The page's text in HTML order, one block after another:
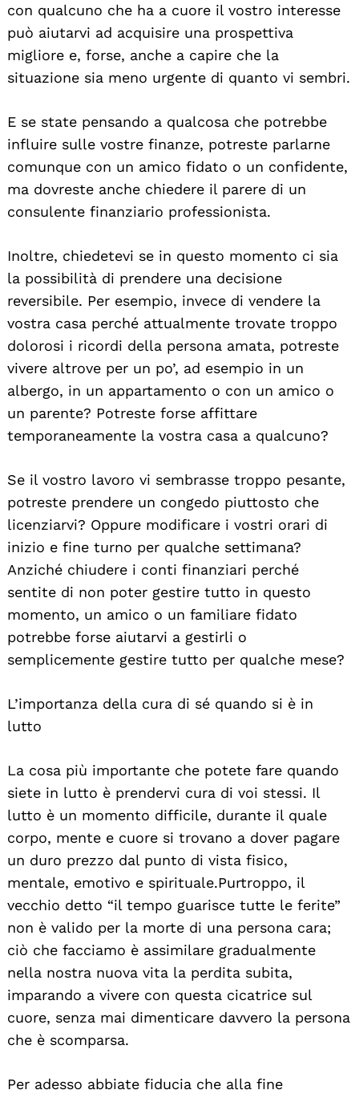
con qualcuno che ha a cuore il vostro interesse
può aiutarvi ad acquisire una prospettiva
migliore e, forse, anche a capire che la
situazione sia meno urgente di quanto vi sembri.
E se state pensando a qualcosa che potrebbe
influire sulle vostre finanze, potreste parlarne
comunque con un amico fidato o un confidente,
ma dovreste anche chiedere il parere di un
consulente finanziario professionista.
Inoltre, chiedetevi se in questo momento ci sia
la possibilità di prendere una decisione
reversibile. Per esempio, invece di vendere la
vostra casa perché attualmente trovate troppo
dolorosi i ricordi della persona amata, potreste
vivere altrove per un po’, ad esempio in un
albergo, in un appartamento o con un amico o
un parente? Potreste forse affittare
temporaneamente la vostra casa a qualcuno?
Se il vostro lavoro vi sembrasse troppo pesante,
potreste prendere un congedo piuttosto che
licenziarvi? Oppure modificare i vostri orari di
inizio e fine turno per qualche settimana?
Anziché chiudere i conti finanziari perché
sentite di non poter gestire tutto in questo
momento, un amico o un familiare fidato
potrebbe forse aiutarvi a gestirli o
semplicemente gestire tutto per qualche mese?
L’importanza della cura di sé quando si è in
lutto
La cosa più importante che potete fare quando
siete in lutto è prendervi cura di voi stessi. Il
lutto è un momento difficile, durante il quale
corpo, mente e cuore si trovano a dover pagare
un duro prezzo dal punto di vista fisico,
mentale, emotivo e spirituale. Purtroppo, il
vecchio detto “il tempo guarisce tutte le ferite”
non è valido per la morte di una persona cara;
ciò che facciamo è assimilare gradualmente
nella nostra nuova vita la perdita subita,
imparando a vivere con questa cicatrice sul
cuore, senza mai dimenticare davvero la persona
che è scomparsa.
Per adesso abbiate fiducia che alla fine